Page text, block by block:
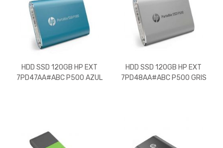
HDD SSD 120GB HP EXT
7PD47AA#ABC P500 AZUL
HDD SSD 120GB HP EXT
7PD48AA#ABC P500 GRIS